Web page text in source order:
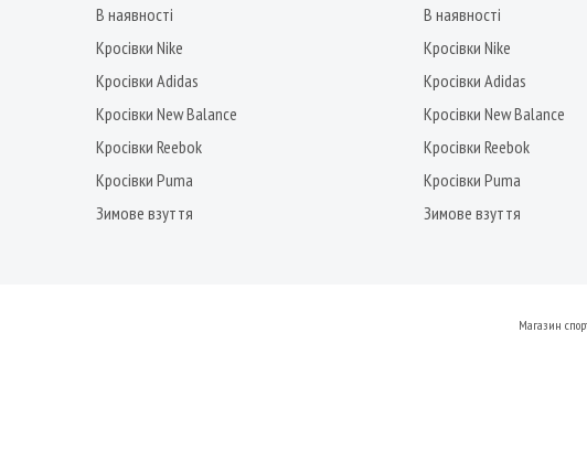
В наявності
Кросівки Nike
Кросівки Adidas
Кросівки New Balance
Кросівки Reebok
Кросівки Puma
Зимове взуття
В наявності
Кросівки Nike
Кросівки Adidas
Кросівки New Balance
Кросівки Reebok
Кросівки Puma
Зимове взуття